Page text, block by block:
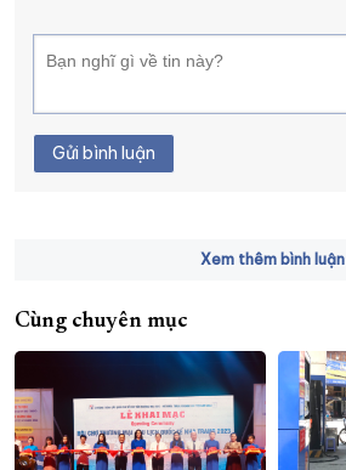
Gửi bình luận
Xem thêm bình luận
Cùng chuyên mục